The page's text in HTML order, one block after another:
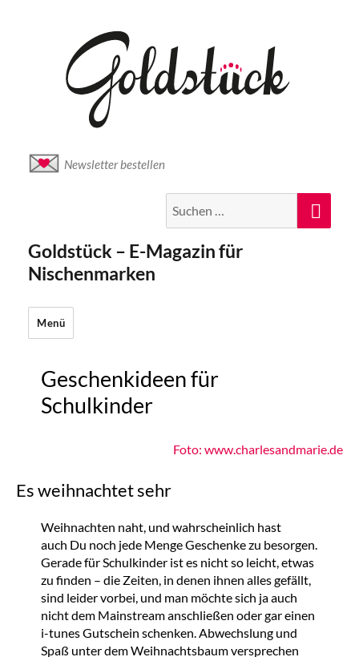
Newsletter bestellen
nach:
Goldstück – E-Magazin für
Nischenmarken
Menü
Geschenkideen für
Schulkinder
Foto: www.charlesandmarie.de
Es weihnachtet sehr
Weihnachten naht, und wahrscheinlich hast
auch Du noch jede Menge Geschenke zu besorgen.
Gerade für Schulkinder ist es nicht so leicht, etwas
zu finden – die Zeiten, in denen ihnen alles gefällt,
sind leider vorbei, und man möchte sich ja auch
nicht dem Mainstream anschließen oder gar einen
i-tunes Gutschein schenken. Abwechslung und
Spaß unter dem Weihnachtsbaum versprechen